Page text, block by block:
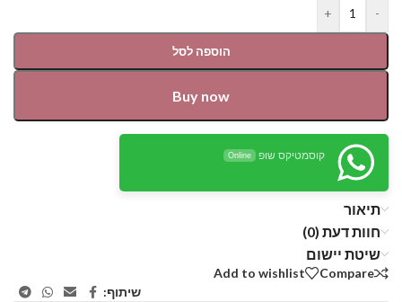
-
+
הוספה לסל
Buy now
קוסמטיקס שופ Online
תיאור
חוות דעת (0)
שיטת יישום
Compare
Add to wishlist
שיתוף: